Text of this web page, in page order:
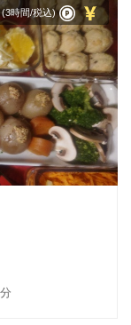
(3時間/税込)